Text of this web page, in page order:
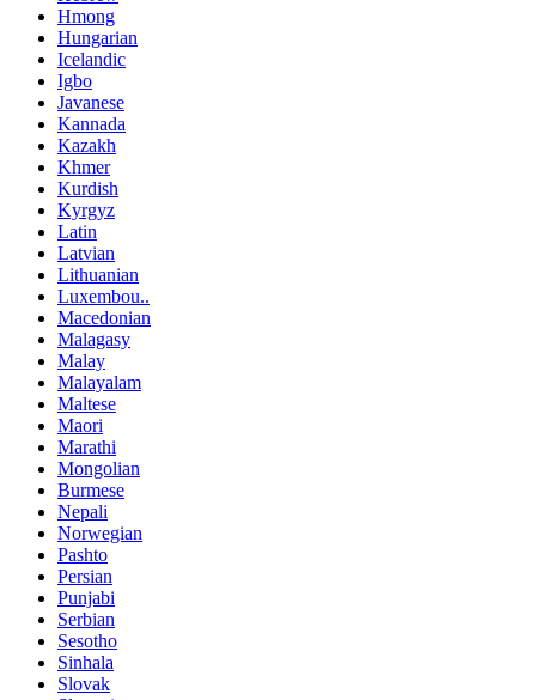
Hmong
Hungarian
Icelandic
Igbo
Javanese
Kannada
Kazakh
Khmer
Kurdish
Kyrgyz
Latin
Latvian
Lithuanian
Luxembou..
Macedonian
Malagasy
Malay
Malayalam
Maltese
Maori
Marathi
Mongolian
Burmese
Nepali
Norwegian
Pashto
Persian
Punjabi
Serbian
Sesotho
Sinhala
Slovak